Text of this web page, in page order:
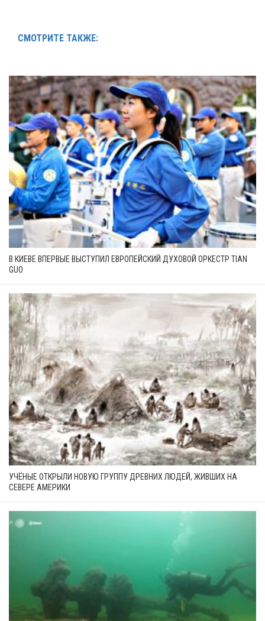
СМОТРИТЕ ТАКЖЕ:
В КИЕВЕ ВПЕРВЫЕ ВЫСТУПИЛ ЕВРОПЕЙСКИЙ ДУХОВОЙ ОРКЕСТР TIAN
GUO
УЧЁНЫЕ ОТКРЫЛИ НОВУЮ ГРУППУ ДРЕВНИХ ЛЮДЕЙ, ЖИВШИХ НА
СЕВЕРЕ АМЕРИКИ